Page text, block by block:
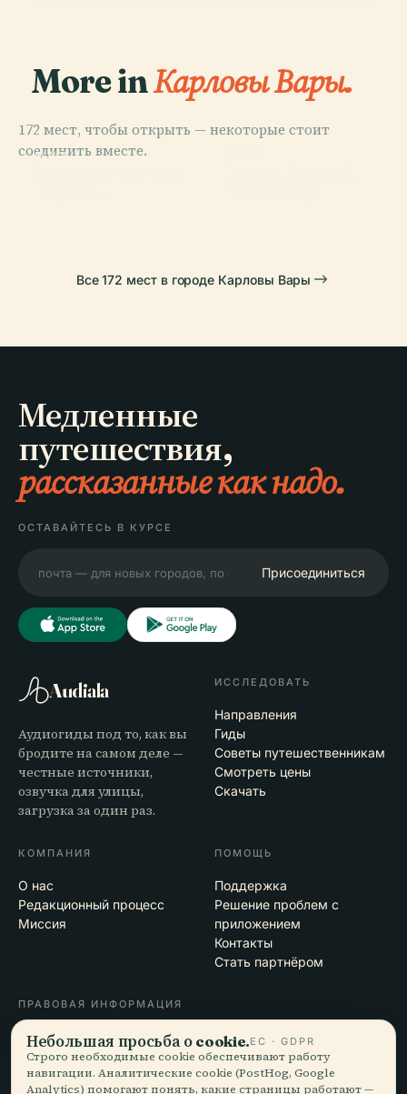
More inКарловы Вары.
172 мест, чтобы открыть — некоторые стоит
соединить вместе.
PLACE
PLACE
Все 172 мест в городе Карловы Вары
Медленные
путешествия,
рассказанные как надо.
ОСТАВАЙТЕСЬ В КУРСЕ
Присоединиться
Audiala
Аудиогиды под то, как вы
бродите на самом деле —
честные источники,
озвучка для улицы,
загрузка за один раз.
ИССЛЕДОВАТЬ
Направления
Гиды
Советы путешественникам
Смотреть цены
Скачать
КОМПАНИЯ
О нас
Редакционный процесс
Миссия
ПОМОЩЬ
Поддержка
Решение проблем с
приложением
Контакты
Стать партнёром
ПРАВОВАЯ ИНФОРМАЦИЯ
Конфиденциальность
Условия
Настройки cookie
Небольшая просьба о cookie.ЕС · GDPR
Строго необходимые cookie обеспечивают работу
навигации. Аналитические cookie (PostHog, Google
Analytics) помогают понять, какие страницы работают —